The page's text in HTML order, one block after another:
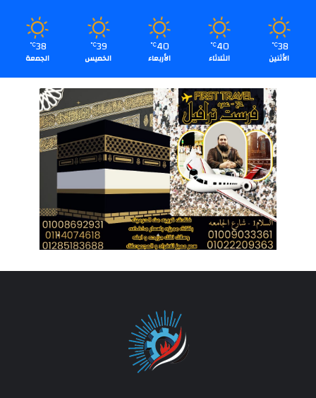
38
℃
الأثنين
40
℃
الثلاثاء
40
℃
الأربعاء
39
℃
الخميس
38
℃
الجمعة